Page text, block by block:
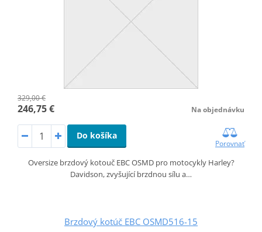
329,00 €
246,75 € Na objednávku
Do košíka
Porovnať
Oversize brzdový kotouč EBC OSMD pro motocykly Harley?
Davidson, zvyšující brzdnou sílu a…
Brzdový kotúč EBC OSMD516-15